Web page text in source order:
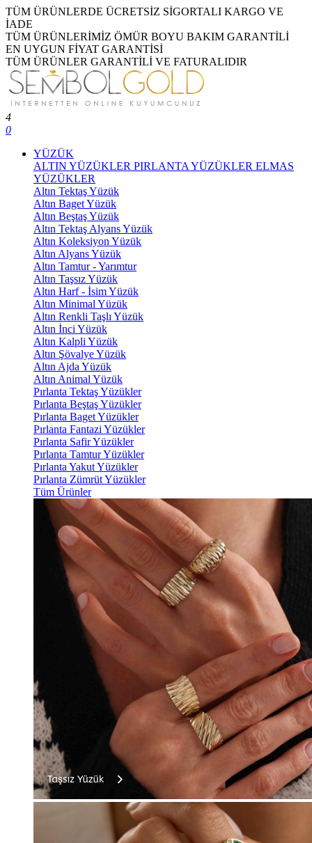
TÜM ÜRÜNLERDE ÜCRETSİZ SİGORTALI KARGO VE
İADE
TÜM ÜRÜNLERİMİZ ÖMÜR BOYU BAKIM GARANTİLİ
EN UYGUN FİYAT GARANTİSİ
TÜM ÜRÜNLER GARANTİLİ VE FATURALIDIR
4
0
YÜZÜK
ALTIN YÜZÜKLER PIRLANTA YÜZÜKLER ELMAS
YÜZÜKLER
Altın Tektaş Yüzük
Altın Baget Yüzük
Altın Beştaş Yüzük
Altın Tektaş Alyans Yüzük
Altın Koleksiyon Yüzük
Altın Alyans Yüzük
Altın Tamtur - Yarımtur
Altın Taşsız Yüzük
Altın Harf - İsim Yüzük
Altın Minimal Yüzük
Altın Renkli Taşlı Yüzük
Altın İnci Yüzük
Altın Kalpli Yüzük
Altın Şövalye Yüzük
Altın Ajda Yüzük
Altın Animal Yüzük
Pırlanta Tektaş Yüzükler
Pırlanta Beştaş Yüzükler
Pırlanta Baget Yüzükler
Pırlanta Fantazi Yüzükler
Pırlanta Safir Yüzükler
Pırlanta Tamtur Yüzükler
Pırlanta Yakut Yüzükler
Pırlanta Zümrüt Yüzükler
Tüm Ürünler